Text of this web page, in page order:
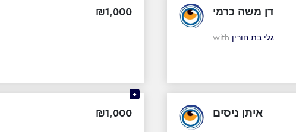
₪1,000 דן משה כרמי
with גלי בת חורין
₪1,000
+
איתן ניסים